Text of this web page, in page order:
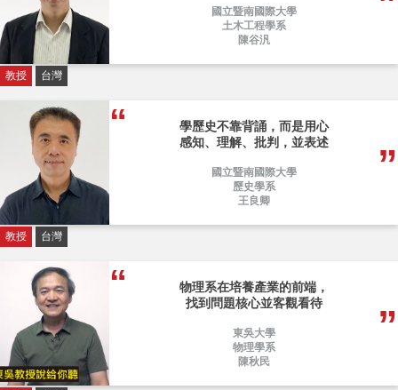
國立暨南國際大學
土木工程學系
陳谷汎
教授 台灣
學歷史不靠背誦，而是用心
感知、理解、批判，並表述
國立暨南國際大學
歷史學系
王良卿
教授 台灣
物理系在培養產業的前端，
找到問題核心並客觀看待
東吳大學
物理學系
陳秋民